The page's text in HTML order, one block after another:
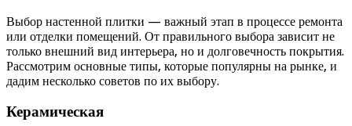
Выбор настенной плитки — важный этап в процессе ремонта
или отделки помещений. От правильного выбора зависит не
только внешний вид интерьера, но и долговечность покрытия.
Рассмотрим основные типы, которые популярны на рынке, и
дадим несколько советов по их выбору.
Керамическая